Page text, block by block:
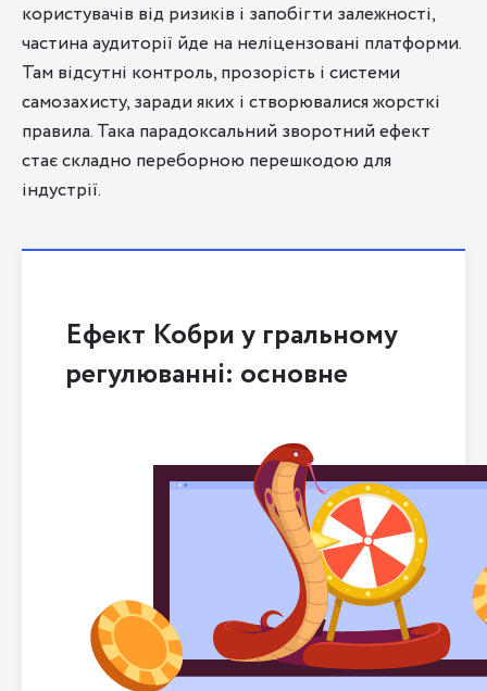
користувачів від ризиків і запобігти залежності,
частина аудиторії йде на неліцензовані платформи.
Там відсутні контроль, прозорість і системи
самозахисту, заради яких і створювалися жорсткі
правила. Така парадоксальний зворотний ефект
стає складно переборною перешкодою для
індустрії.
Ефект Кобри у гральному
регулюванні: основне